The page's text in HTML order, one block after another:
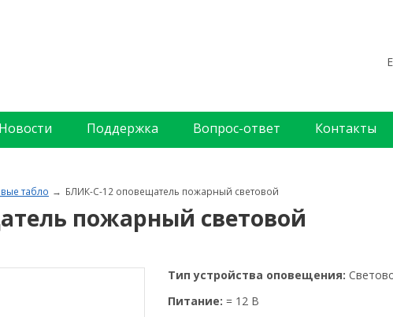
Новости Поддержка Вопрос-ответ Контакты
табло БЛИК-С-12 оповещатель пожарный световой
пожарный световой
Тип устройства оповещения:
Питание: = 12 В